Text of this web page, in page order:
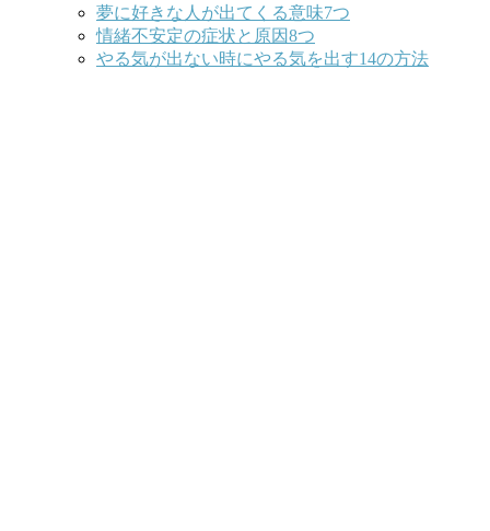
夢に好きな人が出てくる意味7つ
情緒不安定の症状と原因8つ
やる気が出ない時にやる気を出す14の方法